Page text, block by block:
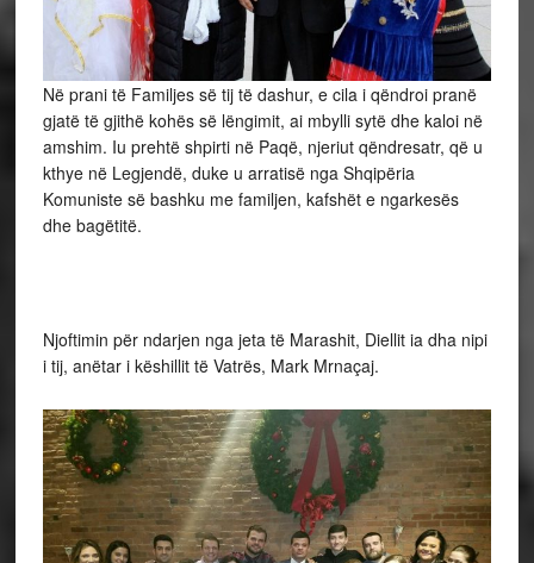
Në prani të Familjes së tij të dashur, e cila i qëndroi pranë
gjatë të gjithë kohës së lëngimit, ai mbylli sytë dhe kaloi në
amshim. Iu prehtë shpirti në Paqë, njeriut qëndresatr, që u
kthye në Legjendë, duke u arratisë nga Shqipëria
Komuniste së bashku me familjen, kafshët e ngarkesës
dhe bagëtitë.
Njoftimin për ndarjen nga jeta të Marashit, Diellit ia dha nipi
i tij, anëtar i këshillit të Vatrës, Mark Mrnaçaj.